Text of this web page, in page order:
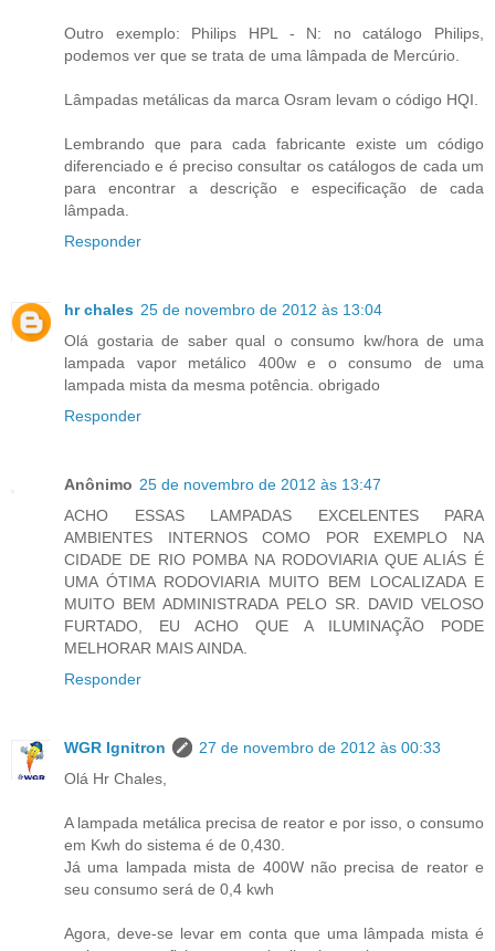
Outro exemplo: Philips HPL - N: no catálogo Philips,
podemos ver que se trata de uma lâmpada de Mercúrio.
Lâmpadas metálicas da marca Osram levam o código HQI.
Lembrando que para cada fabricante existe um código
diferenciado e é preciso consultar os catálogos de cada um
para encontrar a descrição e especificação de cada
lâmpada.
Responder
hr chales 25 de novembro de 2012 às 13:04
Olá gostaria de saber qual o consumo kw/hora de uma
lampada vapor metálico 400w e o consumo de uma
lampada mista da mesma potência. obrigado
Responder
Anônimo 25 de novembro de 2012 às 13:47
ACHO ESSAS LAMPADAS EXCELENTES PARA
AMBIENTES INTERNOS COMO POR EXEMPLO NA
CIDADE DE RIO POMBA NA RODOVIARIA QUE ALIÁS É
UMA ÓTIMA RODOVIARIA MUITO BEM LOCALIZADA E
MUITO BEM ADMINISTRADA PELO SR. DAVID VELOSO
FURTADO, EU ACHO QUE A ILUMINAÇÃO PODE
MELHORAR MAIS AINDA.
Responder
WGR Ignitron
27 de novembro de 2012 às 00:33
Olá Hr Chales,
A lampada metálica precisa de reator e por isso, o consumo
em Kwh do sistema é de 0,430.
Já uma lampada mista de 400W não precisa de reator e
seu consumo será de 0,4 kwh
Agora, deve-se levar em conta que uma lâmpada mista é